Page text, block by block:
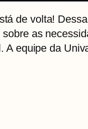
de volta!
as
A equipe da